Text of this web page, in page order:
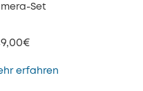
Set (HomeBase™ 2)
Set
erfahren